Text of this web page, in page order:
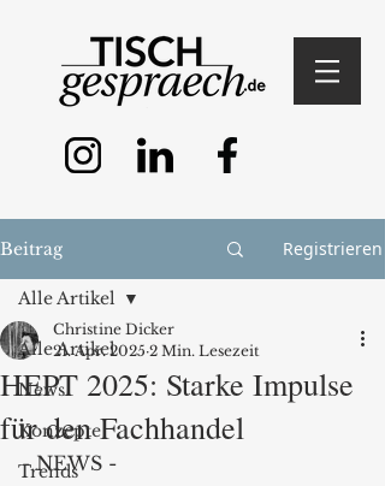
Beitrag Registrieren
Alle Artikel
News
Konzepte
Trends
Alle Artikel
HEPT 2025: Starke Impulse
für den Fachhandel
Christine Dicker
21. Apr. 2025 2 Min. Lesezeit
- NEWS -